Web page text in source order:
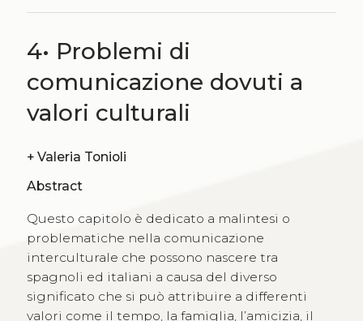
4• Problemi di
comunicazione dovuti a
valori culturali
+ Valeria Tonioli
Abstract
Questo capitolo è dedicato a malintesi o
problematiche nella comunicazione
interculturale che possono nascere tra
spagnoli ed italiani a causa del diverso
significato che si può attribuire a differenti
valori come il tempo, la famiglia, l’amicizia, il